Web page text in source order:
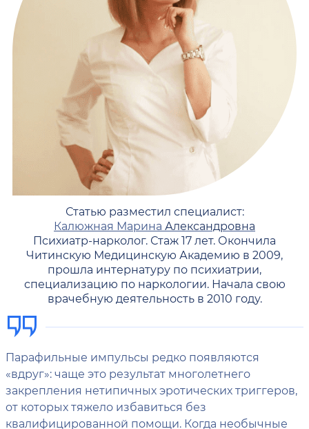
Статью разместил специалист:
Калюжная Марина Александровна
Психиатр-нарколог. Стаж 17 лет. Окончила
Читинскую Медицинскую Академию в 2009,
прошла интернатуру по психиатрии,
специализацию по наркологии. Начала свою
врачебную деятельность в 2010 году.
Парафильные импульсы редко появляются
«вдруг»: чаще это результат многолетнего
закрепления нетипичных эротических триггеров,
от которых тяжело избавиться без
квалифицированной помощи. Когда необычные